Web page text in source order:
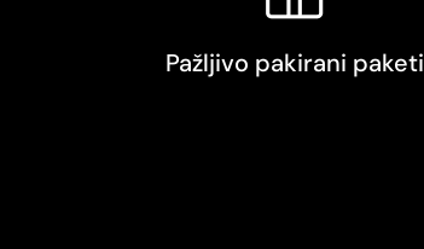
Pažljivo pakirani paketi